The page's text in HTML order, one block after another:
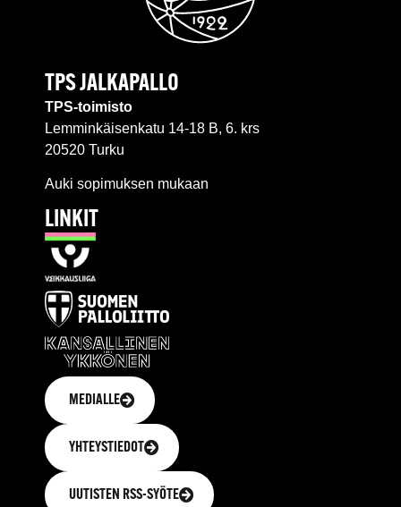
TPS JALKAPALLO
TPS-toimisto
Lemminkäisenkatu 14-18 B, 6. krs
20520 Turku
Auki sopimuksen mukaan
LINKIT
MEDIALLE
YHTEYSTIEDOT
UUTISTEN RSS-SYÖTE